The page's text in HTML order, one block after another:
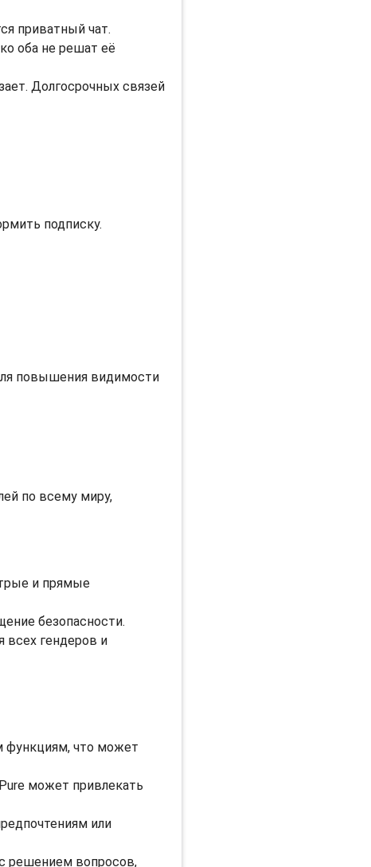
приватный чат.
оба не решат её
Долгосрочных связей
подписку.
повышения видимости
по всему миру,
и прямые
безопасности.
всех гендеров и
функциям, что может
может привлекать
или
решением вопросов,